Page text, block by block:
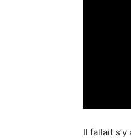
Il fallait